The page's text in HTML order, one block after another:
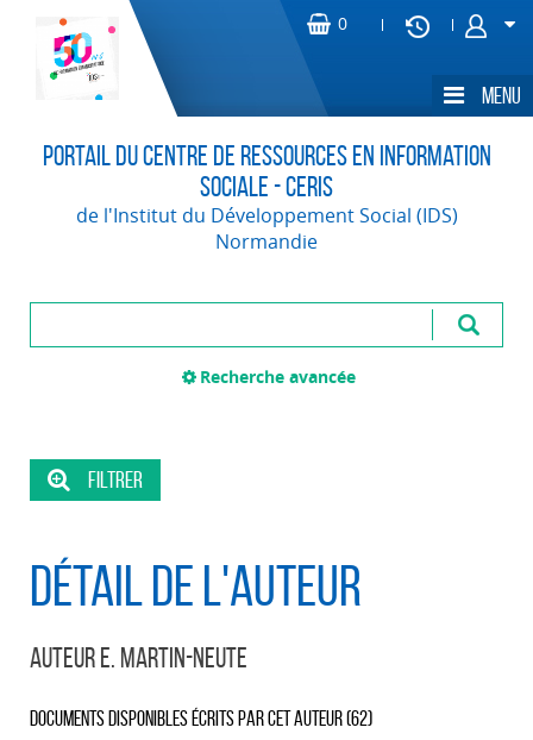
Portail du Centre de Ressources en Information
Sociale - CERIS
de l'Institut du Développement Social (IDS)
Normandie
Recherche avancée
Détail de l'auteur
Auteur E. Martin-Neute
Documents disponibles écrits par cet auteur (62)